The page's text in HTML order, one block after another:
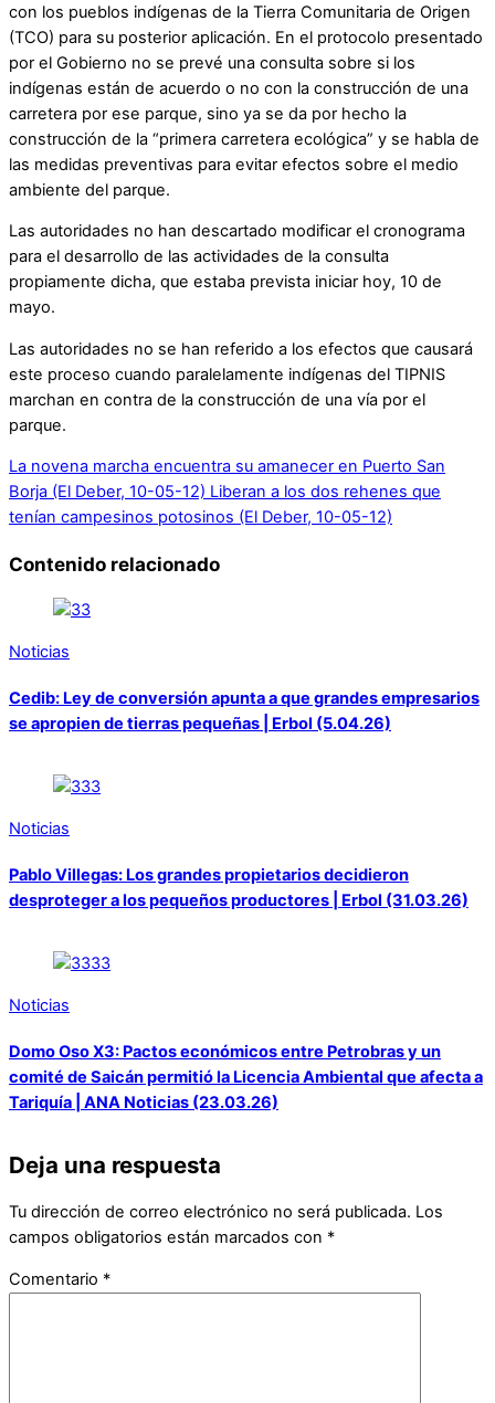
con los pueblos indígenas de la Tierra Comunitaria de Origen
(TCO) para su posterior aplicación. En el protocolo presentado
por el Gobierno no se prevé una consulta sobre si los
indígenas están de acuerdo o no con la construcción de una
carretera por ese parque, sino ya se da por hecho la
construcción de la “primera carretera ecológica” y se habla de
las medidas preventivas para evitar efectos sobre el medio
ambiente del parque.
Las autoridades no han descartado modificar el cronograma
para el desarrollo de las actividades de la consulta
propiamente dicha, que estaba prevista iniciar hoy, 10 de
mayo.
Las autoridades no se han referido a los efectos que causará
este proceso cuando paralelamente indígenas del TIPNIS
marchan en contra de la construcción de una vía por el
parque.
La novena marcha encuentra su amanecer en Puerto San
Borja (El Deber, 10-05-12) Liberan a los dos rehenes que
tenían campesinos potosinos (El Deber, 10-05-12)
Contenido relacionado
Noticias
Cedib: Ley de conversión apunta a que grandes empresarios
se apropien de tierras pequeñas | Erbol (5.04.26)
Noticias
Pablo Villegas: Los grandes propietarios decidieron
desproteger a los pequeños productores | Erbol (31.03.26)
Noticias
Domo Oso X3: Pactos económicos entre Petrobras y un
comité de Saicán permitió la Licencia Ambiental que afecta a
Tariquía | ANA Noticias (23.03.26)
Deja una respuesta
Tu dirección de correo electrónico no será publicada. Los
campos obligatorios están marcados con *
Comentario *